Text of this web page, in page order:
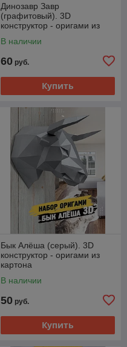
Динозавр Завр
(графитовый). 3D
конструктор - оригами из
В наличии
60 руб.
Купить
Бык Алёша (серый). 3D
конструктор - оригами из
картона
В наличии
50 руб.
Купить